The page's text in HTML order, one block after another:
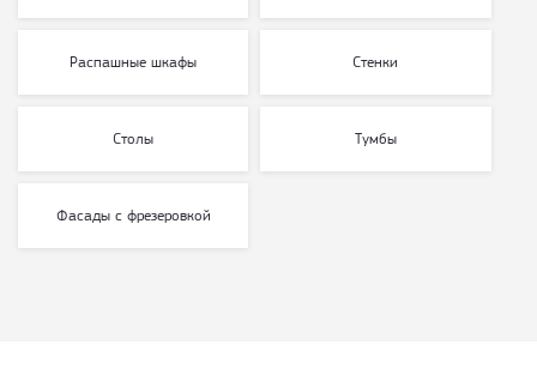
Распашные шкафы Стенки
Столы Тумбы
Фасады с фрезеровкой